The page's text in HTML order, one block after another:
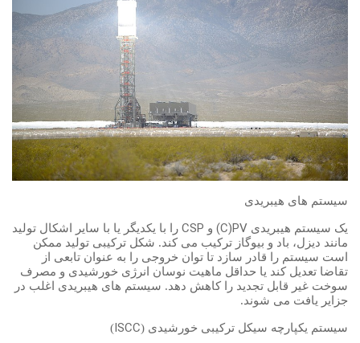
سیستم های هیبریدی
یک سیستم هیبریدی (C)PV و CSP را با یکدیگر یا با سایر اشکال تولید
مانند دیزل، باد و بیوگاز ترکیب می کند. شکل ترکیبی تولید ممکن
است سیستم را قادر سازد تا توان خروجی را به عنوان تابعی از
تقاضا تعدیل کند یا حداقل ماهیت نوسان انرژی خورشیدی و مصرف
سوخت غیر قابل تجدید را کاهش دهد. سیستم های هیبریدی اغلب در
جزایر یافت می شوند.
سیستم یکپارچه سیکل ترکیبی خورشیدی (ISCC
)